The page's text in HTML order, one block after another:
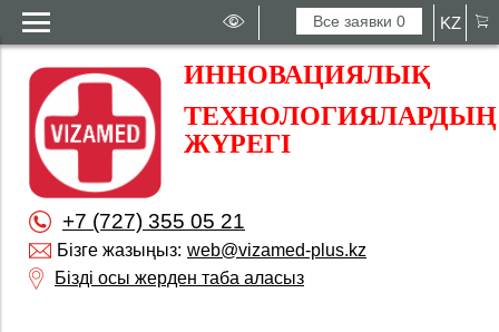
Все заявки0 KZ
ИННОВАЦИЯЛЫҚ
ТЕХНОЛОГИЯЛАРДЫҢ
ЖҮРЕГІ
+7 (727) 355 05 21
Бізге жазыңыз: web@vizamed-plus.kz
Бізді осы жерден таба аласыз